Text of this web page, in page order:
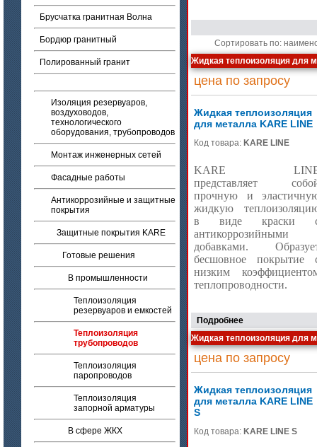
Брусчатка гранитная Волна
Бордюр гранитный
Полированный гранит
Изоляция резервуаров,
воздуховодов,
технологического
оборудования, трубопроводов
Монтаж инженерных сетей
Фасадные работы
Антикоррозийные и защитные
покрытия
Защитные покрытия KARE
Готовые решения
В промышленности
Теплоизоляция
резервуаров и емкостей
Теплоизоляция
трубопроводов
Теплоизоляция
паропроводов
Теплоизоляция
запорной арматуры
В сфере ЖКХ
Сортировать по:
Жидкая теплоизоляция для
цена по запросу
Жидкая теплоизоляция
для металла KARE LINE
Код товара: KARE LINE
KARE
представляет
прочную и
жидкую
в виде краски
антикоррозийными
добавками.
бесшовное покрытие
низким
теплопроводности.
Подробнее
Жидкая теплоизоляция для
цена по запросу
Жидкая теплоизоляция
для металла KARE LINE
S
Код товара: KARE LINE S